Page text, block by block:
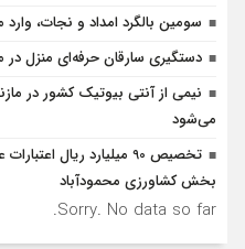
سومین بالگرد امداد و نجات، وارد
دستگیری سارقان حرفه‌ای منزل در
نیمی از آنتی بیوتیک کشور در
می‌شود
تخصیص 90 میلیارد ریال
بخش کشاورزی محمودآباد
Sorry. No data so far.